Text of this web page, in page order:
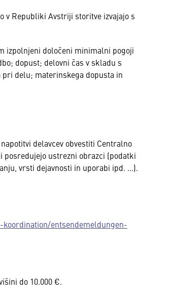
v Republiki Avstriji storitve izvajajo s
izpolnjeni določeni minimalni pogoji
dopust; delovni čas v skladu s
pri delu; materinskega dopusta in
delavcev obvestiti Centralno
posredujejo ustrezni obrazci (podatki
vrsti dejavnosti in uporabi ipd. ...).
entsendemeldungen-
do 10.000 €.